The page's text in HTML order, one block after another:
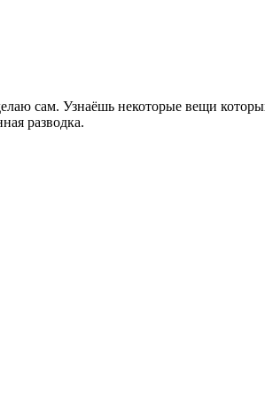
сам. Узнаёшь некоторые вещи
разводка.